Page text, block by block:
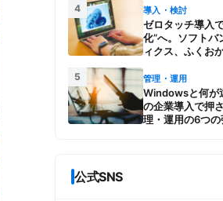
4 導入・検討
ゼロタッチ導入
化”へ。ソフトバ
ィクス、ふくお
週のAppleビジネ
ド】
5 管理・運用
Windowsと何が
の企業導入で押
理・運用の6つの
公式SNS